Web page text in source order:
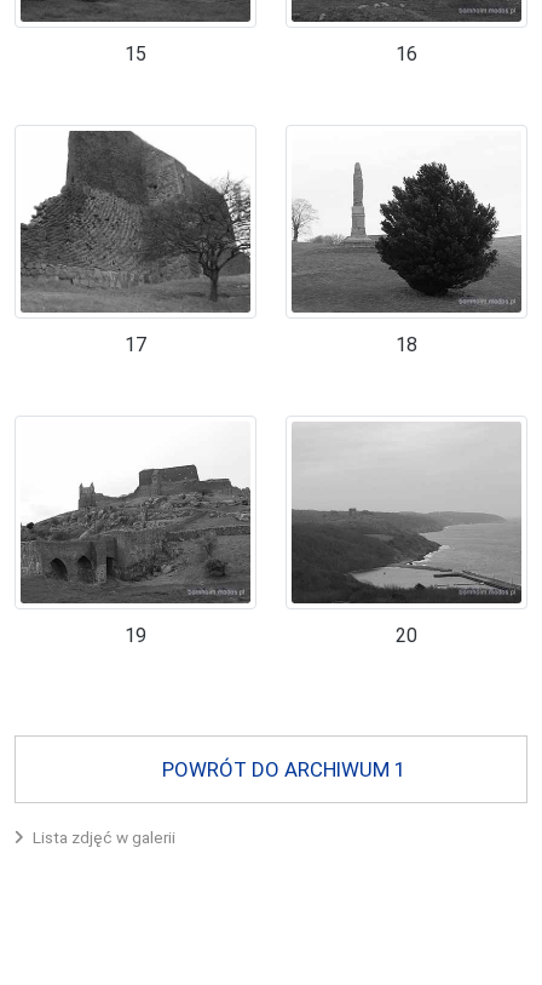
15 16
17 18
19 20
POWRÓT DO ARCHIWUM 1
Lista zdjęć w galerii